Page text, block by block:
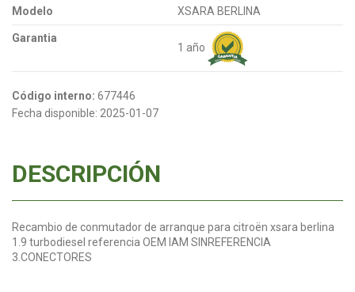
Modelo XSARA BERLINA
Garantia
1 año
Código interno: 677446
Fecha disponible: 2025-01-07
DESCRIPCIÓN
Recambio de conmutador de arranque para citroën xsara berlina
1.9 turbodiesel referencia OEM IAM SINREFERENCIA
3.CONECTORES